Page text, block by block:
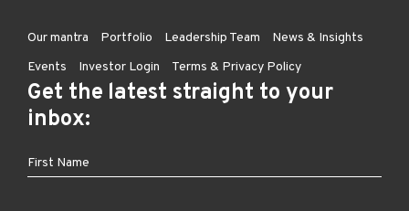
Our mantra Portfolio Leadership Team
News & Insights
Events
Investor Login Terms & Privacy Policy
Get the latest straight to your
inbox: